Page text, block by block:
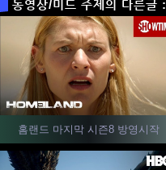
동영상/미드 주제의 다른글 :
홈랜드 마지막 시즌8 방영시작